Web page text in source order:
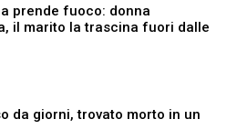
prende fuoco: donna
il marito la trascina fuori dalle
da giorni, trovato morto in un